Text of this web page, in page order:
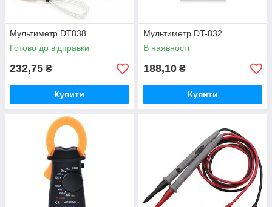
Мультиметр DT838
Готово до відправки
232,75 ₴
Купити
Мультиметр DT-832
В наявності
188,10 ₴
Купити